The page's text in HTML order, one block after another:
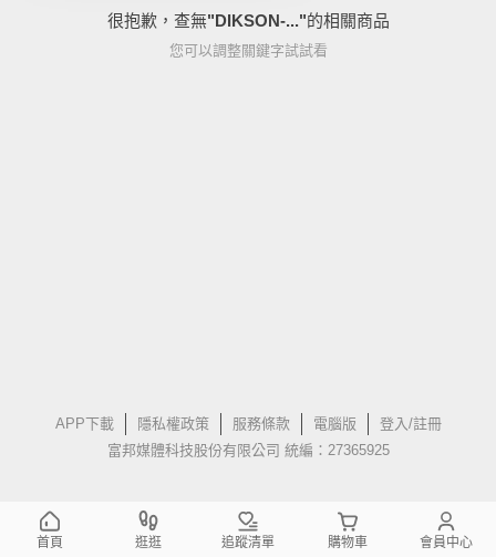
很抱歉，查無"DIKSON-..."的相關商品
您可以調整關鍵字試試看
APP下載 隱私權政策 服務條款 電腦版
登入/註冊
富邦媒體科技股份有限公司 統編：27365925
首頁 逛逛 追蹤清單 購物車 會員中心